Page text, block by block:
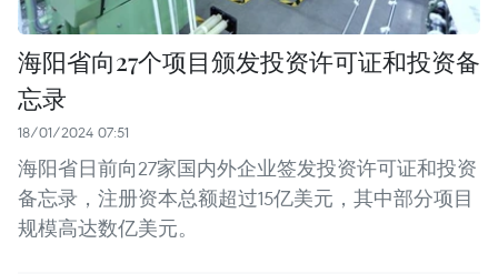
海阳省向27个项目颁发投资许可证和投资备
忘录
18/01/2024 07:51
海阳省日前向27家国内外企业签发投资许可证和投资
备忘录，注册资本总额超过15亿美元，其中部分项目
规模高达数亿美元。